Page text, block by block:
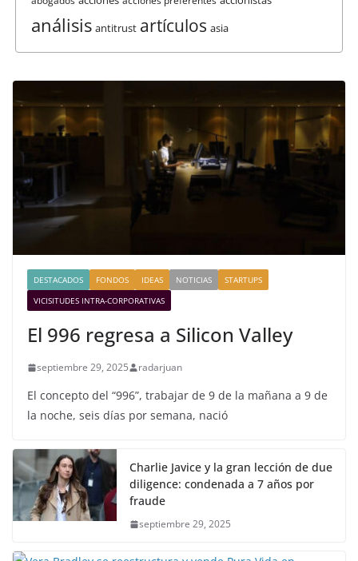
análisis antitrust artículos asia
DESTACADOS FONDOS IDEAS NOTICIAS
STARTUPS
VICISITUDES INTRA-CORPORATIVAS
El 996 regresa a Silicon Valley
septiembre 29, 2025 radarjuan
El concepto del “996”, trabajar de 9 de la mañana a 9 de
la noche, seis días por semana, nació
Charlie Javice y la gran lección de due
diligence: condenada a 7 años por
fraude
septiembre 29, 2025